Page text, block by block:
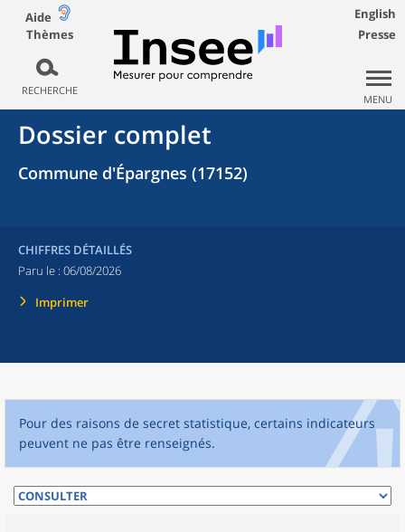
Aide
Thèmes
RECHERCHE
English
Presse
MENU
Dossier complet
Commune d'Épargnes (17152)
CHIFFRES DÉTAILLÉS
Paru le : 06/08/2026
Imprimer
Pour des raisons de secret statistique, certains indicateurs
peuvent ne pas être renseignés.